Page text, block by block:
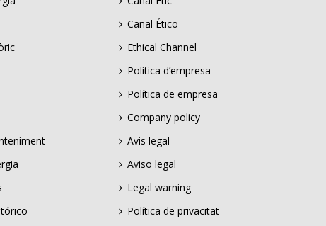
Canal Ético
Ethical Channel
Política d’empresa
Política de empresa
Company policy
Avis legal
Aviso legal
Legal warning
Política de privacitat